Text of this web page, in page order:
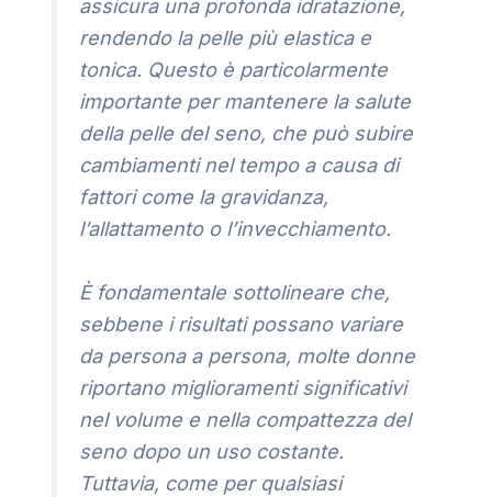
assicura una profonda idratazione,
rendendo la pelle più elastica e
tonica. Questo è particolarmente
importante per mantenere la salute
della pelle del seno, che può subire
cambiamenti nel tempo a causa di
fattori come la gravidanza,
l’allattamento o l’invecchiamento.
È fondamentale sottolineare che,
sebbene i risultati possano variare
da persona a persona, molte donne
riportano miglioramenti significativi
nel volume e nella compattezza del
seno dopo un uso costante.
Tuttavia, come per qualsiasi